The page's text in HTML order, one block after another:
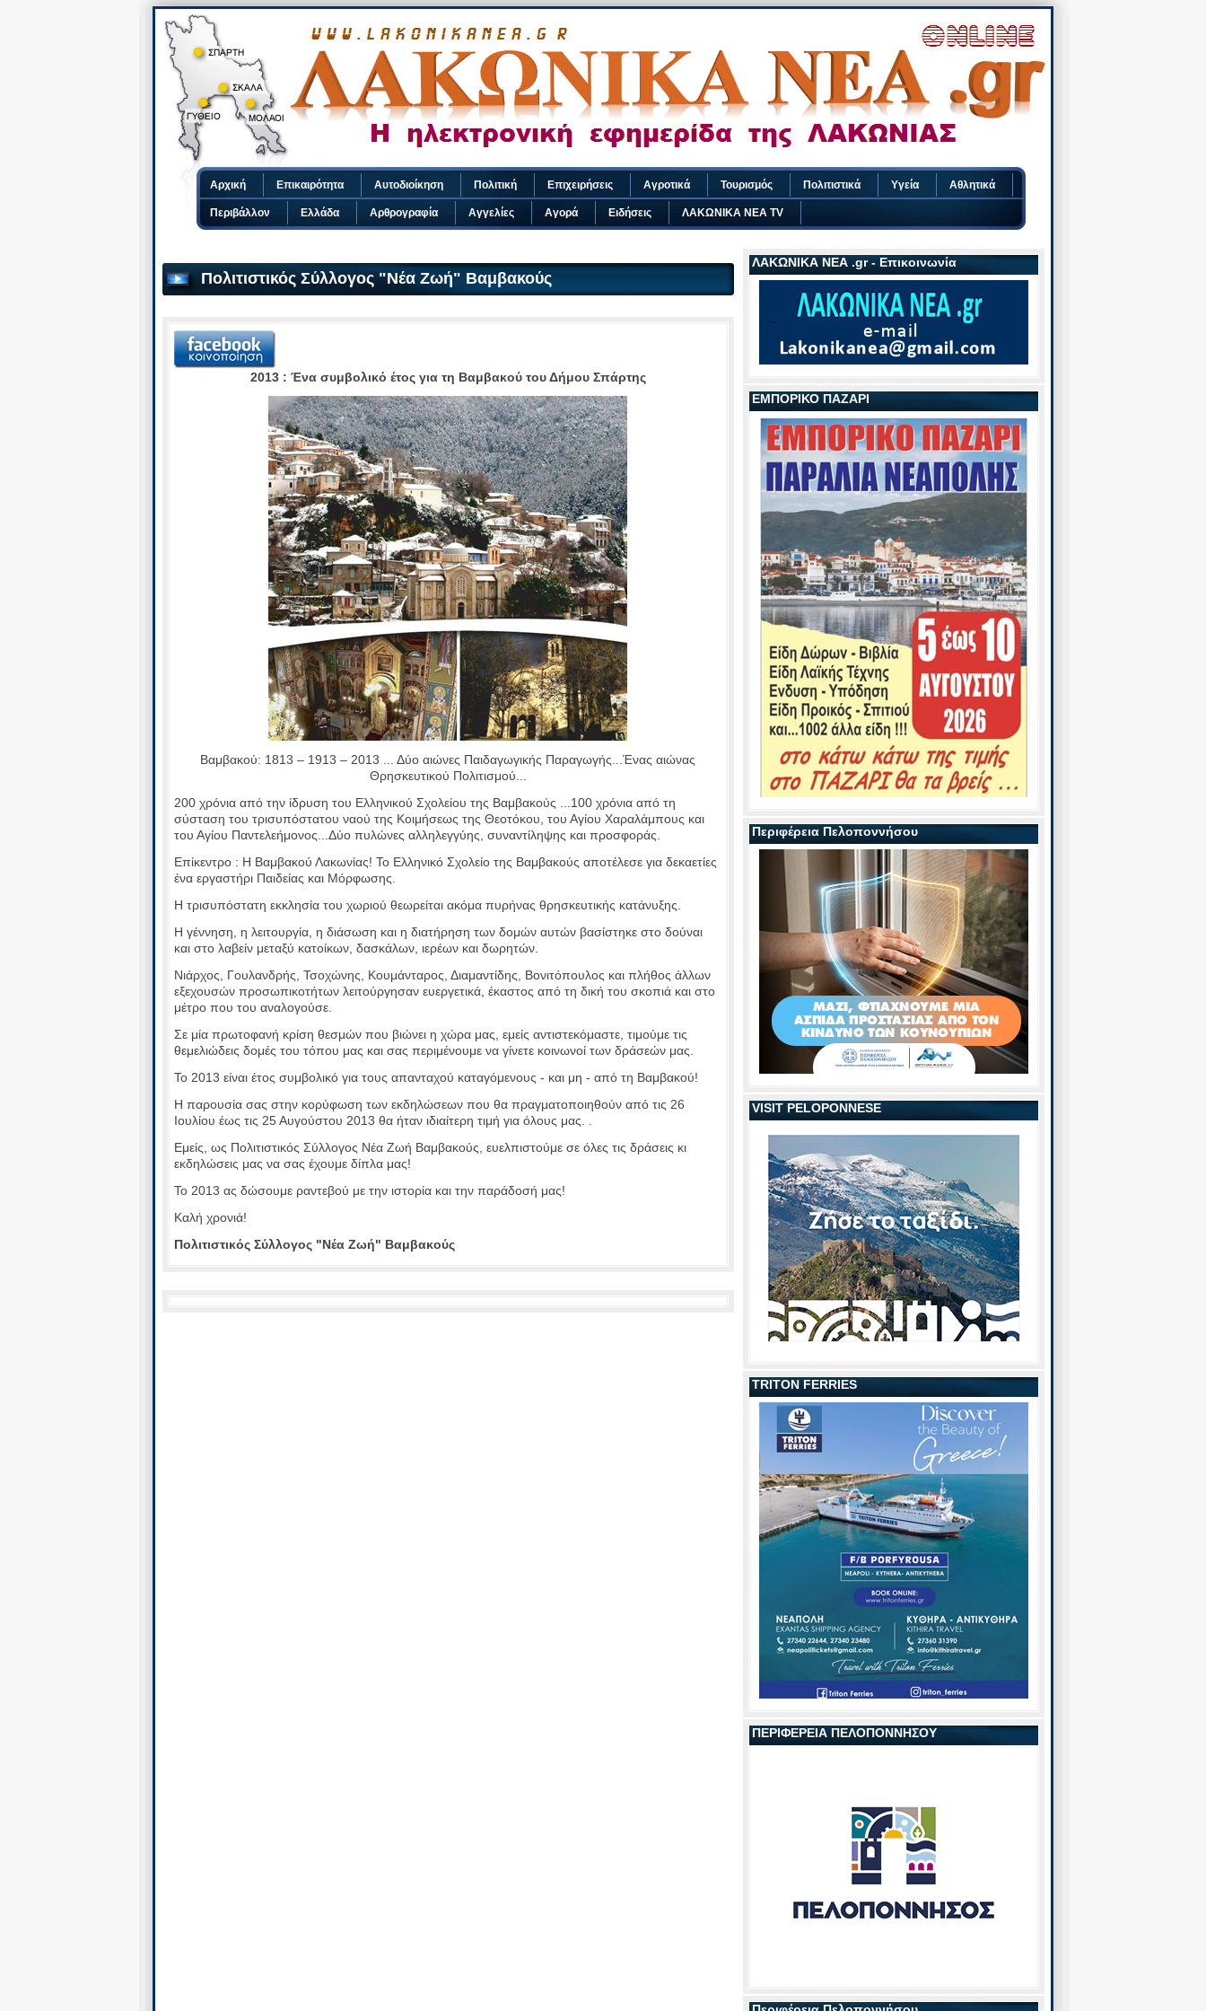
ΛΑΚΩΝΙΚΑ ΝΕΑ .gr - Επικοινωνία
ΕΜΠΟΡΙΚΟ ΠΑΖΑΡΙ
Περιφέρεια Πελοποννήσου
VISIT PELOPONNESE
TRITON FERRIES
ΠΕΡΙΦΕΡΕΙΑ ΠΕΛΟΠΟΝΝΗΣΟΥ
Πολιτιστικός Σύλλογος "Νέα Ζωή" Βαμβακούς
2013 : Ένα συμβολικό έτος για τη Βαμβακού του Δήμου Σπάρτης
Βαμβακού: 1813 – 1913 – 2013 ... Δύο αιώνες Παιδαγωγικής Παραγωγής...Ένας αιώνας
Θρησκευτικού Πολιτισμού...
200 χρόνια από την ίδρυση του Ελληνικού Σχολείου της Βαμβακούς ...100 χρόνια από τη
σύσταση του τρισυπόστατου ναού της Κοιμήσεως της Θεοτόκου, του Αγίου Χαραλάμπους και
του Αγίου Παντελεήμονος...Δύο πυλώνες αλληλεγγύης, συναντίληψης και προσφοράς.
Επίκεντρο : Η Βαμβακού Λακωνίας! Το Ελληνικό Σχολείο της Βαμβακούς αποτέλεσε για δεκαετίες
ένα εργαστήρι Παιδείας και Μόρφωσης.
Η τρισυπόστατη εκκλησία του χωριού θεωρείται ακόμα πυρήνας θρησκευτικής κατάνυξης.
Η γέννηση, η λειτουργία, η διάσωση και η διατήρηση των δομών αυτών βασίστηκε στο δούναι
και στο λαβείν μεταξύ κατοίκων, δασκάλων, ιερέων και δωρητών.
Νιάρχος, Γουλανδρής, Τσοχώνης, Κουμάνταρος, Διαμαντίδης, Βονιτόπουλος και πλήθος άλλων
εξεχουσών προσωπικοτήτων λειτούργησαν ευεργετικά, έκαστος από τη δική του σκοπιά και στο
μέτρο που του αναλογούσε.
Σε μία πρωτοφανή κρίση θεσμών που βιώνει η χώρα μας, εμείς αντιστεκόμαστε, τιμούμε τις
θεμελιώδεις δομές του τόπου μας και σας περιμένουμε να γίνετε κοινωνοί των δράσεών μας.
Το 2013 είναι έτος συμβολικό για τους απανταχού καταγόμενους - και μη - από τη Βαμβακού!
Η παρουσία σας στην κορύφωση των εκδηλώσεων που θα πραγματοποιηθούν από τις 26
Ιουλίου έως τις 25 Αυγούστου 2013 θα ήταν ιδιαίτερη τιμή για όλους μας. .
Εμείς, ως Πολιτιστικός Σύλλογος Νέα Ζωή Βαμβακούς, ευελπιστούμε σε όλες τις δράσεις κι
εκδηλώσεις μας να σας έχουμε δίπλα μας!
Το 2013 ας δώσουμε ραντεβού με την ιστορία και την παράδοσή μας!
Καλή χρονιά!
Πολιτιστικός Σύλλογος "Νέα Ζωή" Βαμβακούς
Αρχική Επικαιρότητα Αυτοδιοίκηση Πολιτική Επιχειρήσεις Αγροτικά Τουρισμός Πολιτιστικά Υγεία Αθλητικά
Περιβάλλον Ελλάδα Αρθρογραφία Αγγελίες Αγορά Ειδήσεις ΛΑΚΩΝΙΚΑ ΝΕΑ TV